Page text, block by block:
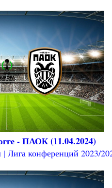
- ПАОК (11.04.2024)
| Лига конференций 2023/